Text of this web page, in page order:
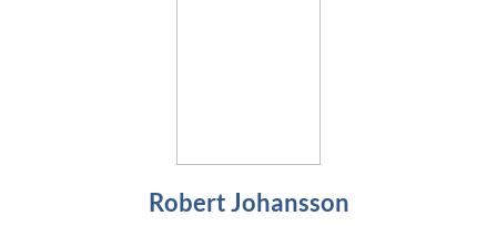
Robert Johansson